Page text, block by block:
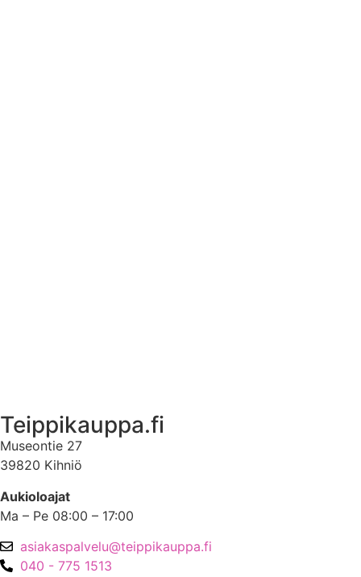
Teippikauppa.fi
Museontie 27
39820 Kihniö
Aukioloajat
Ma – Pe 08:00 – 17:00
asiakaspalvelu@teippikauppa.fi
040 - 775 1513